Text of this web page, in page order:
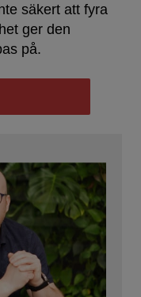
säkert att fyra
ger den
på.